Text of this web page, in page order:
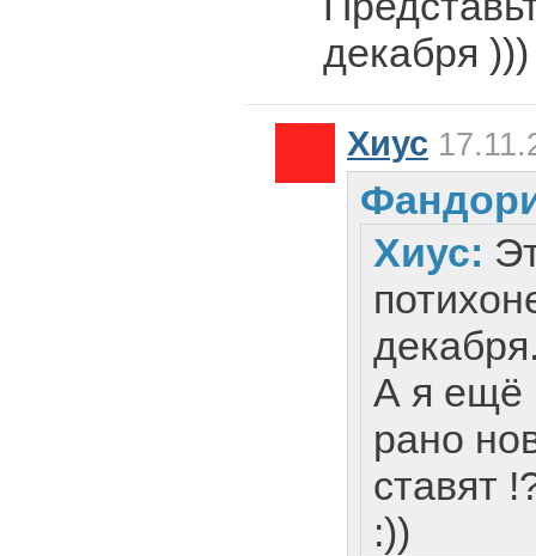
декабря )))
Хиус
Хиус:
А я ещё
рано
ставят
:))